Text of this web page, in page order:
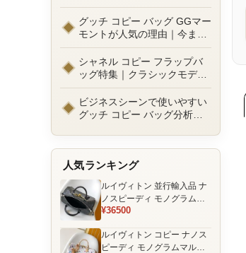
GGマーモントから定番モデ
ルまで徹底比較！コピーバッ
グ通販の選び方
グッチ コピー バッグ GGマー
モントが人気の理由｜今また
選ばれる定番ラグジュアリー
バッグとは
シャネル コピー フラップバ
ッグ特集｜クラシックモデル
の魅力と永遠に愛される理由
ビジネスシーンで使いやすい
グッチ コピー バッグ分析｜
人気ランキング
ルイヴィトン 並行輸入品 ナ
ノスピーディ モノグラムエ
クリプス ブラック チェーン
¥36500
ルイヴィトン コピー ナノス
ピーディ モノグラムマルチ